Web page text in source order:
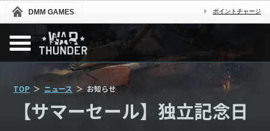
DMM GAMES ポイントチャージ
TOP ニュース お知らせ
【サマーセール】独立記念日